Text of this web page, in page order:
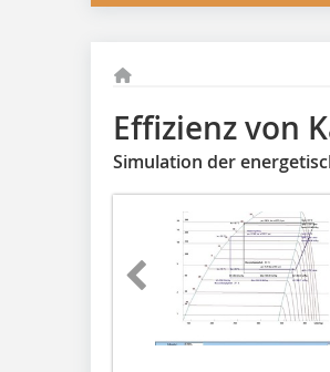
Effizienz von
Simulation der